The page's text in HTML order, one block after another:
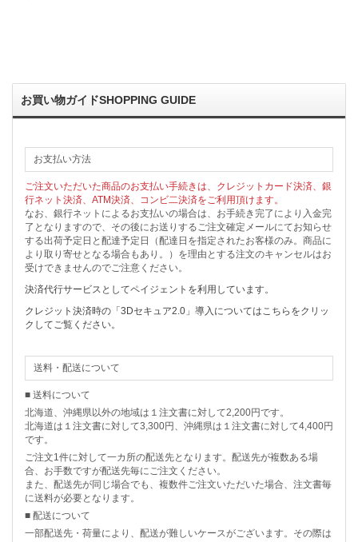
お買い物ガイドSHOPPING GUIDE
お支払い方法
ご注文いただいた商品のお支払い手続きは、クレジットカード決済、銀
行ネット決済、ATM決済、コンビ二決済をご利用頂けます。
なお、銀行ネットによるお支払いの場合は、お手続き完了により入金完
了となりますので、その後にお送りするご注文確定メールにてお知らせ
する出荷予定日と配達予定日（配達日を指定されたお客様のみ。商品に
より取り寄せとなる場合もあり。）を理由とする注文のキャンセルはお
受けできませんのでご注意ください。
決済代行サービスとしてペイジェントを利用しています。
クレジット決済時の「3Dセキュア2.0」導入についてはこちらをクリッ
クしてご覧ください。
送料・配送について
■ 送料について
北海道、沖縄県以外の地域は１注文書に対して2,200円です。
北海道は１注文書に対して3,300円、沖縄県は１注文書に対して4,400円
です。
ご注文1件に対して一カ所の配送先となります。配送先が複数ある場
合、お手数ですが配送先毎にご注文ください。
また、配送先が同じ場合でも、複数件ご注文いただいた場合、注文書毎
に送料が必要となります。
■ 配送について
一部配送先・荷量により、配送が難しいケースがございます。その際は